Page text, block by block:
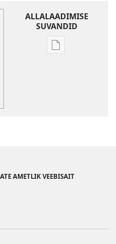
ALLALAADIMISE
SUVANDID
Väljaannete
AMETLIK VEEBISAIT